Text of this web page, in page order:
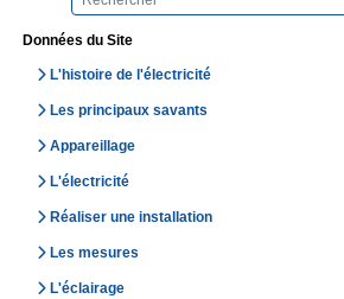
Données du Site
L'histoire de l'électricité
Les principaux savants
Appareillage
L'électricité
Réaliser une installation
Les mesures
L'éclairage